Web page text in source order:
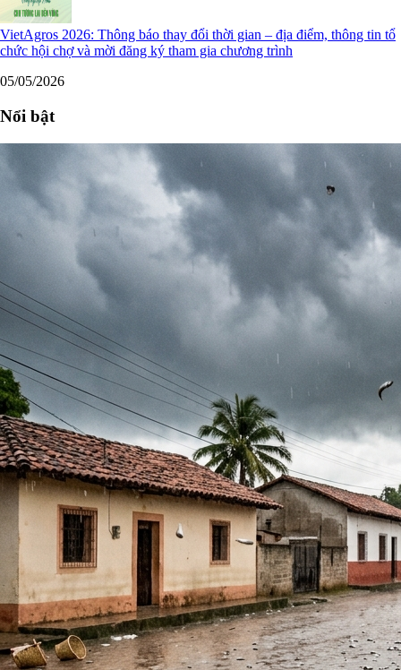
VietAgros 2026: Thông báo thay đổi thời gian – địa điểm, thông tin tổ
chức hội chợ và mời đăng ký tham gia chương trình
05/05/2026
Nổi bật